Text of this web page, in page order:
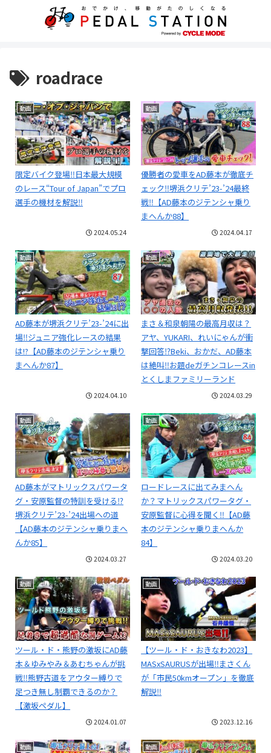
roadrace
動画
限定バイク登場‼️日本最大規模
のレース“Tour of Japan”でプロ
選手の機材を解説‼️
2024.05.24
動画
優勝者の愛車をAD藤本が徹底チ
ェック‼堺浜クリテ’23-’24最終
戦‼【AD藤本のジテンシャ乗り
まへんか88】
2024.04.17
動画
AD藤本が堺浜クリテ’23-’24に出
場‼ジュニア強化レースの結果
は!?【AD藤本のジテンシャ乗り
まへんか87】
2024.04.10
動画
まさ＆和泉朝陽の最高月収は？
アヤ、YUKARI、れいにゃんが衝
撃回答⁉Beki、おかだ、AD藤本
は絶叫‼お題deガチンコレースin
とくしまファミリーランド
2024.03.29
動画
AD藤本がマトリックスパワータ
グ・安原監督の特訓を受ける⁉
堺浜クリテ’23-’24出場への道
【AD藤本のジテンシャ乗りまへ
んか85】
2024.03.27
動画
ロードレースに出てみまへん
か？マトリックスパワータグ・
安原監督に心得を聞く‼【AD藤
本のジテンシャ乗りまへんか
84】
2024.03.20
動画
ツール・ド・熊野の激坂にAD藤
本＆ゆみやみ＆あむちゃんが挑
戦‼熊野古道をアウター縛りで
足つき無し制覇できるのか？
【激坂ペダル】
2024.01.07
動画
【ツール・ド・おきなわ2023】
MASxSAURUSが出場‼️まさくん
が「市民50kmオープン」を徹底
解説‼️
2023.12.16
動画 動画